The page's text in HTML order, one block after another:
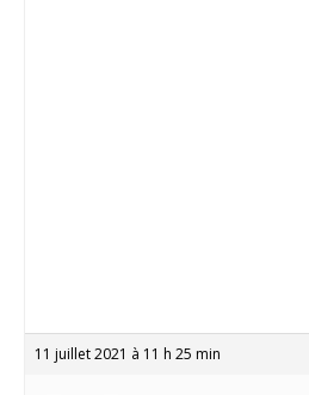
11 juillet 2021 à 11 h 25 min